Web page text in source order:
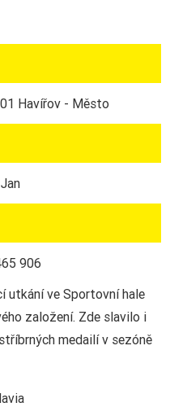
Havířov - Město
906
utkání ve Sportovní hale
založení. Zde slavilo i
medailí v sezóně